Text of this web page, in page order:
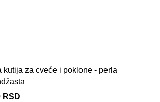
kutija za cveće i poklone - perla
RSD